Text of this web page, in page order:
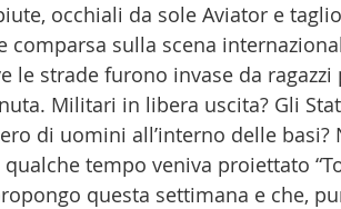
occhiali da sole Aviator e
comparsa sulla scena
le strade furono invase da ragazzi
Militari in libera uscita? Gli
di uomini all’interno delle basi?
tempo veniva proiettato
questa settimana e che,